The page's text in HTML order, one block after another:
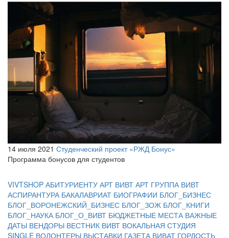
14 июля 2021 Студенческий проект «РЖД Бонус»
Программа бонусов для студентов
VIVTSHOP АБИТУРИЕНТУ АРТ ВИВТ АРТ ГРУППА ВИВТ
АСПИРАНТУРА БАКАЛАВРИАТ БИОГРАФИИ БЛОГ_БИЗНЕС
БЛОГ_ВОРОНЕЖСКИЙ_БИЗНЕС БЛОГ_ЗОЖ БЛОГ_КНИГИ
БЛОГ_НАУКА БЛОГ_О_ВИВТ БЮДЖЕТНЫЕ МЕСТА ВАЖНЫЕ
ДАТЫ ВЕНДОРЫ ВЕСТНИК ВИВТ ВОКАЛЬНАЯ СТУДИЯ
SINGLE ВОЛОНТЕРЫ ВЫСТАВКИ ГАЗЕТА ВИВАТ ГОРДОСТЬ